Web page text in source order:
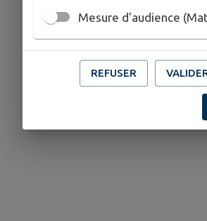
Mesure d'audience
REFUSER